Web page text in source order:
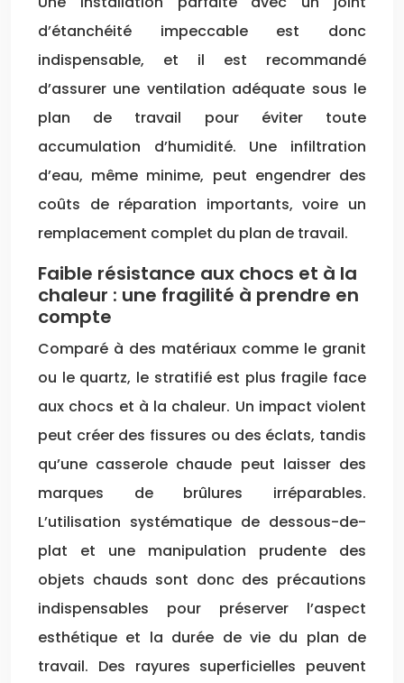
d’étanchéité impeccable est donc
indispensable, et il est recommandé
d’assurer une ventilation adéquate sous le
plan de travail pour éviter toute
accumulation d’humidité. Une infiltration
d’eau, même minime, peut engendrer des
coûts de réparation importants, voire un
remplacement complet du plan de travail.
Faible résistance aux chocs et à la
chaleur : une fragilité à prendre en
compte
Comparé à des matériaux comme le granit
ou le quartz, le stratifié est plus fragile face
aux chocs et à la chaleur. Un impact violent
peut créer des fissures ou des éclats, tandis
qu’une casserole chaude peut laisser des
marques de brûlures irréparables.
L’utilisation systématique de dessous-de-
plat et une manipulation prudente des
objets chauds sont donc des précautions
indispensables pour préserver l’aspect
esthétique et la durée de vie du plan de
travail. Des rayures superficielles peuvent